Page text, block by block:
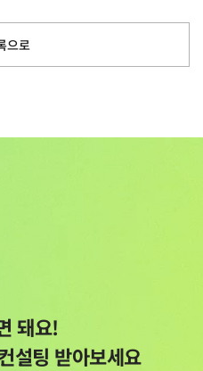
으로
돼요!
설팅 받아보세요